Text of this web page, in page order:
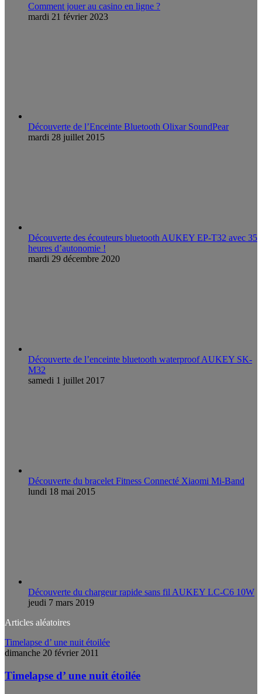
Comment jouer au casino en ligne ?
mardi 21 février 2023
Découverte de l’Enceinte Bluetooth Olixar SoundPear
mardi 28 juillet 2015
Découverte des écouteurs bluetooth AUKEY EP-T32 avec 35
heures d’autonomie !
mardi 29 décembre 2020
Découverte de l’enceinte bluetooth waterproof AUKEY SK-
M32
samedi 1 juillet 2017
Découverte du bracelet Fitness Connecté Xiaomi Mi-Band
lundi 18 mai 2015
Découverte du chargeur rapide sans fil AUKEY LC-C6 10W
jeudi 7 mars 2019
Articles aléatoires
Timelapse d’ une nuit étoilée
dimanche 20 février 2011
Timelapse d’ une nuit étoilée